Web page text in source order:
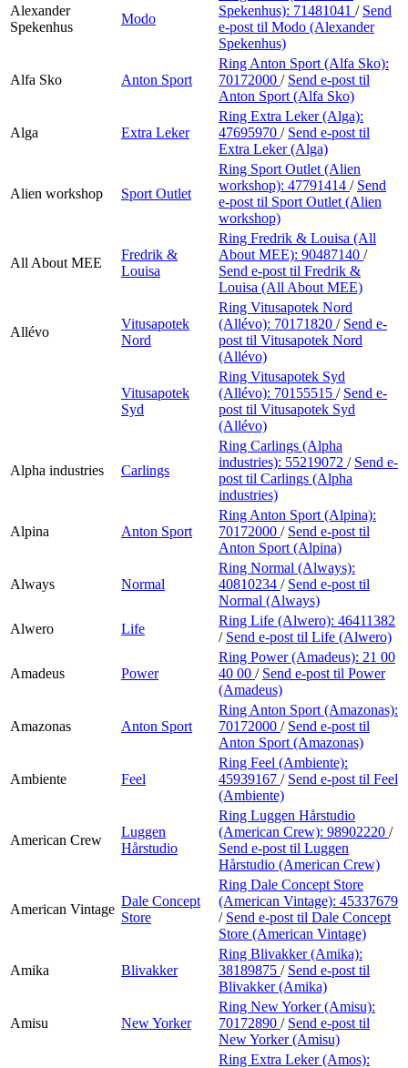
Alexander
Spekenhus
Modo
Spekenhus): 71481041 / Send
e-post til Modo (Alexander
Spekenhus)
Alfa Sko Anton Sport
Ring Anton Sport (Alfa Sko):
70172000 / Send e-post til
Anton Sport (Alfa Sko)
Alga Extra Leker
Ring Extra Leker (Alga):
47695970 / Send e-post til
Extra Leker (Alga)
Alien workshop Sport Outlet
Ring Sport Outlet (Alien
workshop): 47791414 / Send
e-post til Sport Outlet (Alien
workshop)
All About MEE
Fredrik &
Louisa
Ring Fredrik & Louisa (All
About MEE): 90487140 /
Send e-post til Fredrik &
Louisa (All About MEE)
Allévo
Vitusapotek
Nord
Ring Vitusapotek Nord
(Allévo): 70171820 / Send e-
post til Vitusapotek Nord
(Allévo)
Vitusapotek
Syd
Ring Vitusapotek Syd
(Allévo): 70155515 / Send e-
post til Vitusapotek Syd
(Allévo)
Alpha industries Carlings
Ring Carlings (Alpha
industries): 55219072 / Send e-
post til Carlings (Alpha
industries)
Alpina Anton Sport
Ring Anton Sport (Alpina):
70172000 / Send e-post til
Anton Sport (Alpina)
Always Normal
Ring Normal (Always):
40810234 / Send e-post til
Normal (Always)
Alwero
Life
Ring Life (Alwero): 46411382
/ Send e-post til Life (Alwero)
Amadeus Power
Ring Power (Amadeus): 21 00
40 00 / Send e-post til Power
(Amadeus)
Amazonas Anton Sport
Ring Anton Sport (Amazonas):
70172000 / Send e-post til
Anton Sport (Amazonas)
Ambiente Feel
Ring Feel (Ambiente):
45939167 / Send e-post til Feel
(Ambiente)
American Crew
Luggen
Hårstudio
Ring Luggen Hårstudio
(American Crew): 98902220 /
Send e-post til Luggen
Hårstudio (American Crew)
American Vintage
Dale Concept
Store
Ring Dale Concept Store
(American Vintage): 45337679
/ Send e-post til Dale Concept
Store (American Vintage)
Amika Blivakker
Ring Blivakker (Amika):
38189875 / Send e-post til
Blivakker (Amika)
Amisu New Yorker
Ring New Yorker (Amisu):
70172890 / Send e-post til
New Yorker (Amisu)
Ring Extra Leker (Amos):